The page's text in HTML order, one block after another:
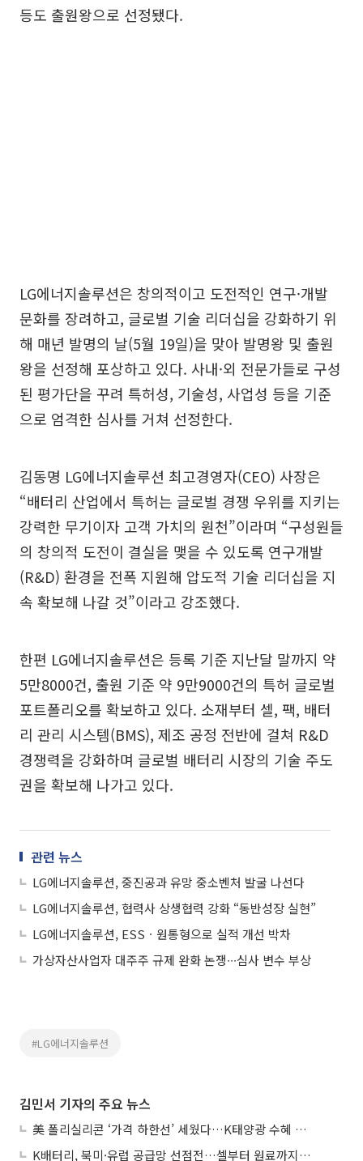
등도 출원왕으로 선정됐다.
LG에너지솔루션은 창의적이고 도전적인 연구·개발
문화를 장려하고, 글로벌 기술 리더십을 강화하기 위
해 매년 발명의 날(5월 19일)을 맞아 발명왕 및 출원
왕을 선정해 포상하고 있다. 사내·외 전문가들로 구성
된 평가단을 꾸려 특허성, 기술성, 사업성 등을 기준
으로 엄격한 심사를 거쳐 선정한다.
김동명 LG에너지솔루션 최고경영자(CEO) 사장은
“배터리 산업에서 특허는 글로벌 경쟁 우위를 지키는
강력한 무기이자 고객 가치의 원천”이라며 “구성원들
의 창의적 도전이 결실을 맺을 수 있도록 연구개발
(R&D) 환경을 전폭 지원해 압도적 기술 리더십을 지
속 확보해 나갈 것”이라고 강조했다.
한편 LG에너지솔루션은 등록 기준 지난달 말까지 약
5만8000건, 출원 기준 약 9만9000건의 특허 글로벌
포트폴리오를 확보하고 있다. 소재부터 셀, 팩, 배터
리 관리 시스템(BMS), 제조 공정 전반에 걸쳐 R&D
경쟁력을 강화하며 글로벌 배터리 시장의 기술 주도
권을 확보해 나가고 있다.
관련 뉴스
LG에너지솔루션, 중진공과 유망 중소벤처 발굴 나선다
LG에너지솔루션, 협력사 상생협력 강화 “동반성장 실현”
LG에너지솔루션, ESSㆍ원통형으로 실적 개선 박차
가상자산사업자 대주주 규제 완화 논쟁∙∙∙심사 변수 부상
#LG에너지솔루션
김민서 기자의 주요 뉴스
美 폴리실리콘 ‘가격 하한선’ 세웠다…K태양광 수혜 기대
K배터리, 북미·유럽 공급망 선점전…셀부터 원료까지 현지화